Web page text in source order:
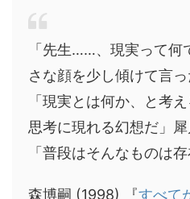
「先生……、現実って何
さな顔を少し傾けて言っ
「現実とは何か、と考
思考に現れる幻想だ」犀
「普段はそんなものは存
森博嗣 (1998) 『すべて